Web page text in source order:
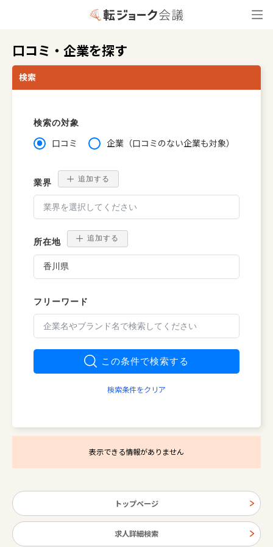
口コミ・企業を探す
検索
検索の対象
口コミ 企業（口コミのない企業も対象）
業界 追加する
所在地 追加する
フリーワード
この条件で検索する
検索条件をクリア
表示できる情報がありません
トップページ
求人詳細検索